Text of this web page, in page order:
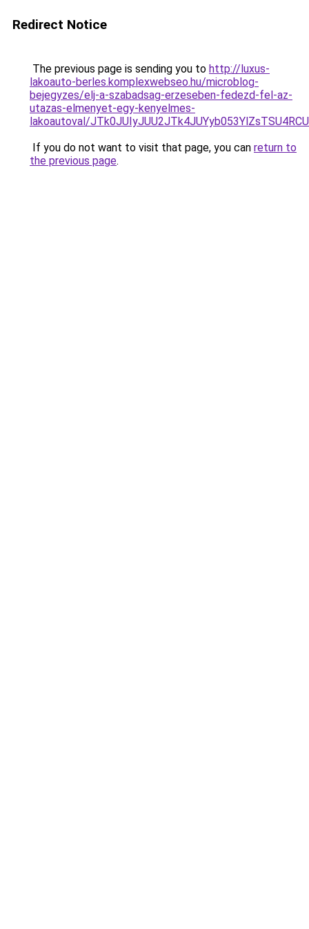
Redirect Notice
The previous page is sending you to http://luxus-
lakoauto-berles.komplexwebseo.hu/microblog-
bejegyzes/elj-a-szabadsag-erzeseben-fedezd-fel-az-
utazas-elmenyet-egy-kenyelmes-
lakoautoval/
If you do not want to visit that page, you can return to
the previous page.